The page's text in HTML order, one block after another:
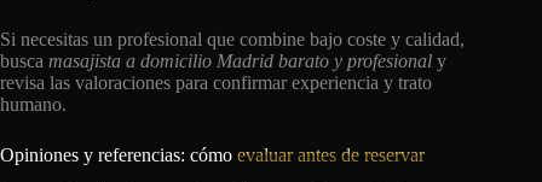
Si necesitas un profesional que combine bajo coste y calidad,
busca masajista a domicilio Madrid barato y profesional y
revisa las valoraciones para confirmar experiencia y trato
humano.
Opiniones y referencias: cómo evaluar antes de reservar